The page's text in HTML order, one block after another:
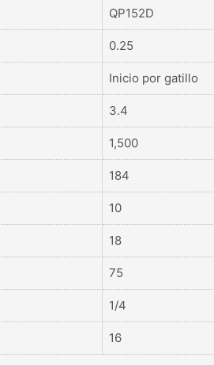
QP152D
0.25
Inicio por gatillo
3.4
1,500
184
10
18
75
1/4
16